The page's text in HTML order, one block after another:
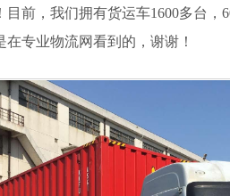
目前，我们拥有货运车1600多台
专业物流网看到的，谢谢！